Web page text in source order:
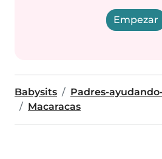
Empezar
Babysits
Padres-
Macaracas